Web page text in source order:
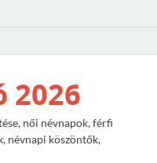
2026
női névnapok, férfi
névnapi köszöntők,